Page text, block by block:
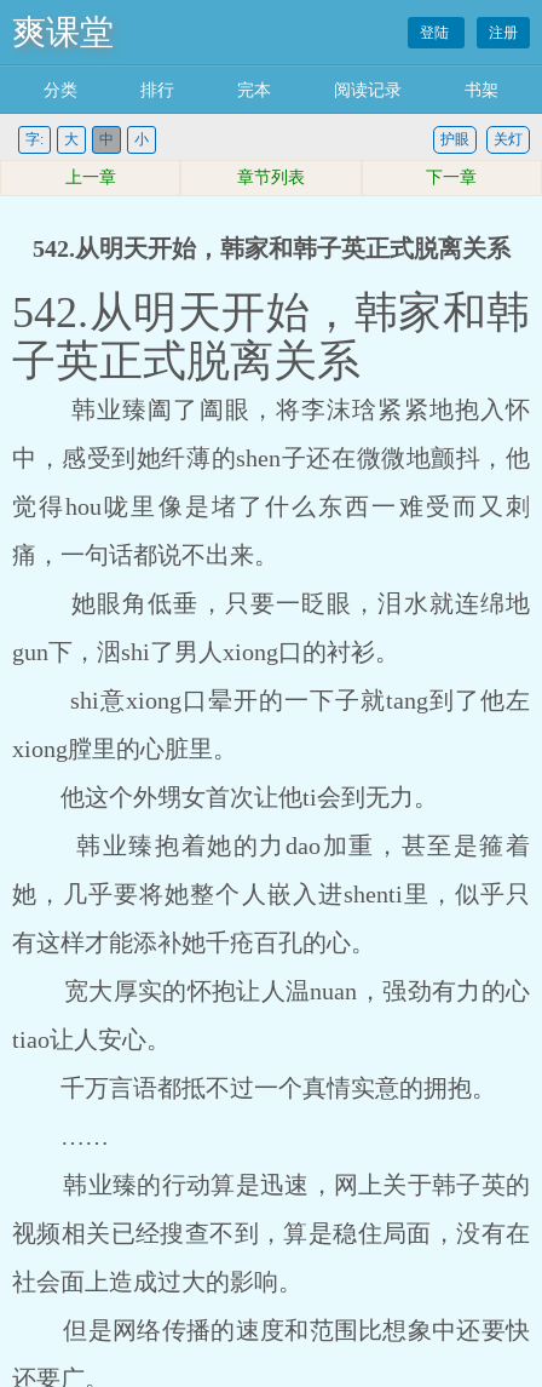
爽课堂 登陆 注册
分类 排行 完本 阅读记录 书架
字: 大 中 小 关灯
护眼
上一章 章节列表 下一章
542.从明天开始，韩家和韩子英正式脱离关系
542.从明天开始，韩家和韩
子英正式脱离关系
韩业臻阖了阖眼，将李沫琀紧紧地抱入怀
中，感受到她纤薄的shen子还在微微地颤抖，他
觉得hou咙里像是堵了什么东西一难受而又刺
痛，一句话都说不出来。
她眼角低垂，只要一眨眼，泪水就连绵地
gun下，洇shi了男人xiong口的衬衫。
shi意xiong口晕开的一下子就tang到了他左
xiong膛里的心脏里。
他这个外甥女首次让他ti会到无力。
韩业臻抱着她的力dao加重，甚至是箍着
她，几乎要将她整个人嵌入进shenti里，似乎只
有这样才能添补她千疮百孔的心。
宽大厚实的怀抱让人温nuan，强劲有力的心
tiao让人安心。
千万言语都抵不过一个真情实意的拥抱。
……
韩业臻的行动算是迅速，网上关于韩子英的
视频相关已经搜查不到，算是稳住局面，没有在
社会面上造成过大的影响。
但是网络传播的速度和范围比想象中还要快
还要广。